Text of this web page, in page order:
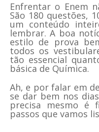
Enfrentar o Enem
São 180 questões,
um conteúdo
lembrar. A boa
estilo de prova
todos os
tão essencial
básica de Química.
Ah, e por falar em
se dar bem nos
precisa mesmo é
passos que vamos